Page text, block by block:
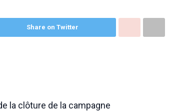
Share on Twitter
la clôture de la campagne